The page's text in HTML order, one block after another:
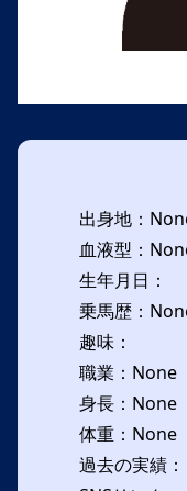
出身地：
血液型：
生年月日：
乗馬歴：
趣味：
職業：None
身長：None
体重：None
過去の実績：